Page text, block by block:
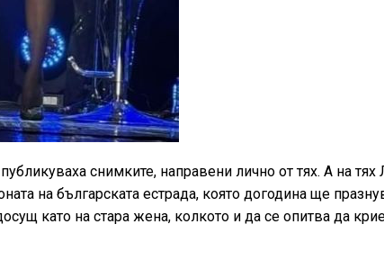
снимките, направени лично от тях. А на
на българската естрада, която догодина ще
като на стара жена, колкото и да се опитва да